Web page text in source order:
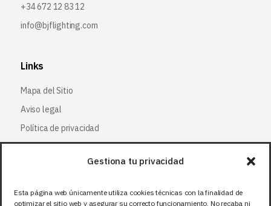
Gestiona tu privacidad
Esta página web únicamente utiliza cookies técnicas con la finalidad de
optimizar el sitio web y asegurar su correcto funcionamiento. No recaba ni
+34 672 12 83 12
info@bjflighting.com
Links
Mapa del Sitio
Aviso legal
Política de privacidad
Política de cookies
Síguenos